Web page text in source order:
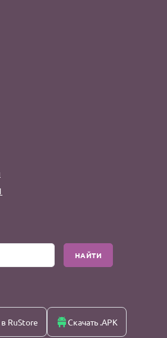
НАЙТИ
RuStore Скачать .APK